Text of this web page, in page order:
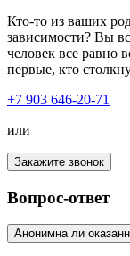
Кто-то из ваших
зависимости? Вы
человек все равно
первые, кто
+7 903 646-20-71
или
Закажите звонок
Вопрос-ответ
Анонимна ли